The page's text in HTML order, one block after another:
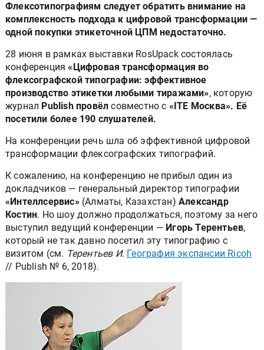
Флексотипографиям следует обратить внимание на
комплексность подхода к цифровой трансформации —
одной покупки этикеточной ЦПМ недостаточно.
28 июня в рамках выставки RosUpack состоялась
конференция«Цифровая трансформация во
флексографской типографии: эффективное
производство этикетки любыми тиражами», которую
журнал Publish провёлсовместно с «ITE Москва». Её
посетили более 190 слушателей.
На конференции речь шла об эффективной цифровой
трансформации флексографских типографий.
К сожалению, на конференцию не прибыл один из
докладчиков — генеральный директор типографии
«Интеллсервис»(Алматы, Казахстан)Александр
Костин. Но шоу должно продолжаться, поэтому за него
выступил ведущий конференции — Игорь Терентьев,
который не так давно посетил эту типографию с
визитом (см. Терентьев И. География экспансии Ricoh
// Publish № 6, 2018).